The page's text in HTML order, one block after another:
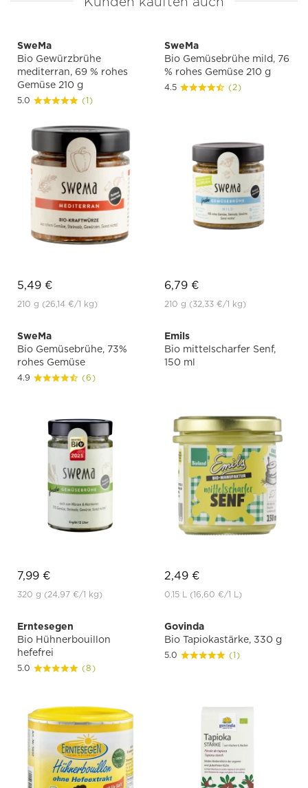
SweMa
Bio Gewürzbrühe
mediterran, 69 % rohes
Gemüse 210 g
5.0 (1)
5,49 €
210 g (26,14 €/1 kg)
SweMa
Bio Gemüsebrühe mild, 76
% rohes Gemüse 210 g
4.5 (2)
6,79 €
210 g (32,33 €/1 kg)
SweMa
Bio Gemüsebrühe, 73%
rohes Gemüse
4.9 (6)
7,99 €
320 g (24,97 €/1 kg)
Emils
Bio mittelscharfer Senf,
150 ml
2,49 €
0.15 L (16,60 €/1 L)
Erntesegen
Bio Hühnerbouillon
hefefrei
5.0 (8)
Govinda
Bio Tapiokastärke, 330 g
5.0 (1)